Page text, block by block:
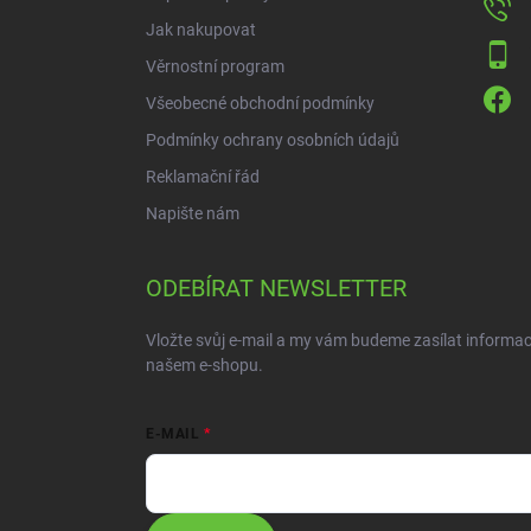
Jak nakupovat
Věrnostní program
Všeobecné obchodní podmínky
Podmínky ochrany osobních údajů
Reklamační řád
Napište nám
ODEBÍRAT NEWSLETTER
Vložte svůj e-mail a my vám budeme zasílat
našem e-shopu.
E-MAIL